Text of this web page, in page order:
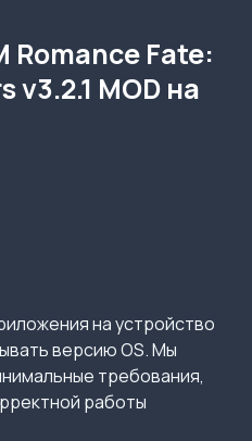
Fate:
v3.2.1 MOD на
на устройство
версию OS. Мы
требования,
работы